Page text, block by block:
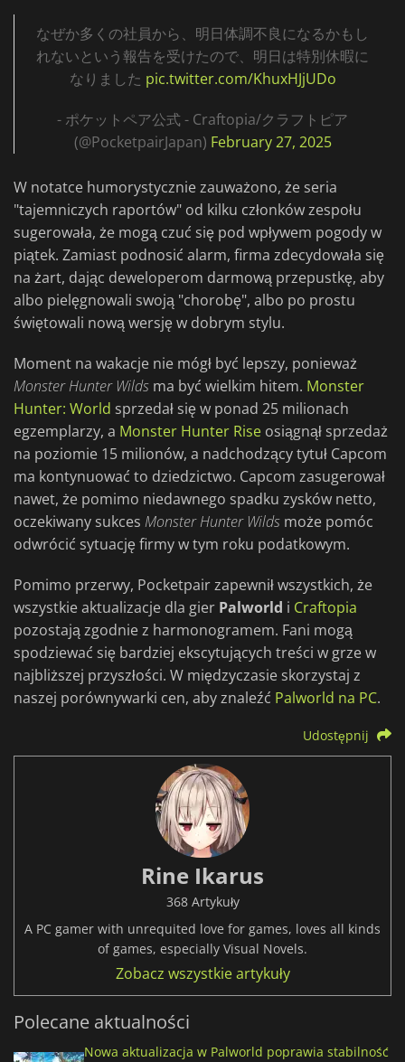
なぜか多くの社員から、明日体調不良になるかもし
れないという報告を受けたので、明日は特別休暇に
なりました pic.twitter.com/KhuxHJjUDo
- ポケットペア公式 - Craftopia/クラフトピア
(@PocketpairJapan) February 27, 2025
W notatce humorystycznie zauważono, że seria
"tajemniczych raportów" od kilku członków zespołu
sugerowała, że mogą czuć się pod wpływem pogody w
piątek. Zamiast podnosić alarm, firma zdecydowała się
na żart, dając deweloperom darmową przepustkę, aby
albo pielęgnowali swoją "chorobę", albo po prostu
świętowali nową wersję w dobrym stylu.
Moment na wakacje nie mógł być lepszy, ponieważ
Monster Hunter Wilds ma być wielkim hitem. Monster
Hunter: World sprzedał się w ponad 25 milionach
egzemplarzy, a Monster Hunter Rise osiągnął sprzedaż
na poziomie 15 milionów, a nadchodzący tytuł Capcom
ma kontynuować to dziedzictwo. Capcom zasugerował
nawet, że pomimo niedawnego spadku zysków netto,
oczekiwany sukces Monster Hunter Wilds może pomóc
odwrócić sytuację firmy w tym roku podatkowym.
Pomimo przerwy, Pocketpair zapewnił wszystkich, że
wszystkie aktualizacje dla gier Palworld i Craftopia
pozostają zgodnie z harmonogramem. Fani mogą
spodziewać się bardziej ekscytujących treści w grze w
najbliższej przyszłości. W międzyczasie skorzystaj z
naszej porównywarki cen, aby znaleźć Palworld na PC.
Udostępnij
Rine Ikarus
368 Artykuły
A PC gamer with unrequited love for games, loves all kinds
of games, especially Visual Novels.
Zobacz wszystkie artykuły
Polecane aktualności
Nowa aktualizacja w Palworld poprawia stabilność